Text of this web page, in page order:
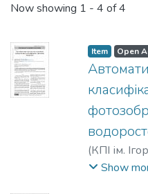
Now showing 1 - 4 of 4
Item Open
(КПІ ім.
Іванова,
Show